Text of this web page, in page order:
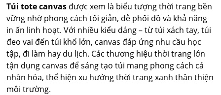
Túi tote canvas được xem là biểu tượng thời trang bền
vững nhờ phong cách tối giản, dễ phối đồ và khả năng
in ấn linh hoạt. Với nhiều kiểu dáng – từ túi xách tay, túi
đeo vai đến túi khổ lớn, canvas đáp ứng nhu cầu học
tập, đi làm hay du lịch. Các thương hiệu thời trang lớn
tận dụng canvas để sáng tạo túi mang phong cách cá
nhân hóa, thể hiện xu hướng thời trang xanh thân thiện
môi trường.